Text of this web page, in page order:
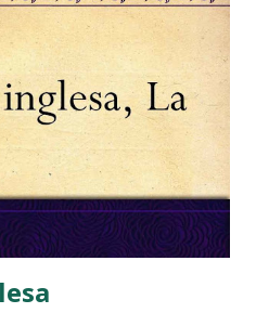
a los ácaros, pero no hacen
de alérgenos . Pues bien,
médicos y en la biología de
plan de choque con unos
disfrutar de los libros
ácaros del polvo
temperaturas cálidas. Su
parám...